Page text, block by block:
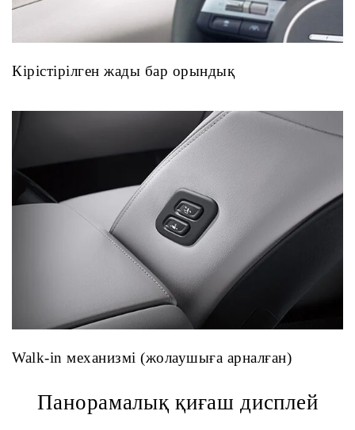
Кірістірілген жады бар орындық
Walk-in механизмі (жолаушыға арналған)
Панорамалық қиғаш дисплей